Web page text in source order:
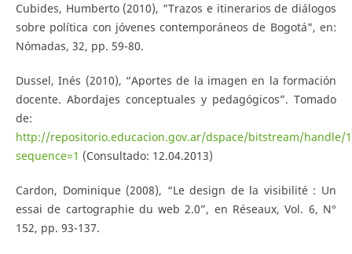
Cubides, Humberto (2010), "Trazos e itinerarios de diálogos
sobre política con jóvenes contemporáneos de Bogotá", en:
Nómadas, 32, pp. 59-80.
Dussel, Inés (2010), “Aportes de la imagen en la formación
docente. Abordajes conceptuales y pedagógicos”. Tomado
de:
http://repositorio.educacion.gov.ar/dspace/bitstream/handle/
sequence=1 (Consultado: 12.04.2013)
Cardon, Dominique (2008), “Le design de la visibilité : Un
essai de cartographie du web 2.0”, en Réseaux, Vol. 6, N°
152, pp. 93-137.